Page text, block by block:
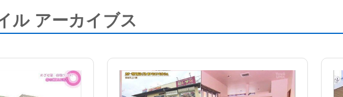
ル アーカイブス